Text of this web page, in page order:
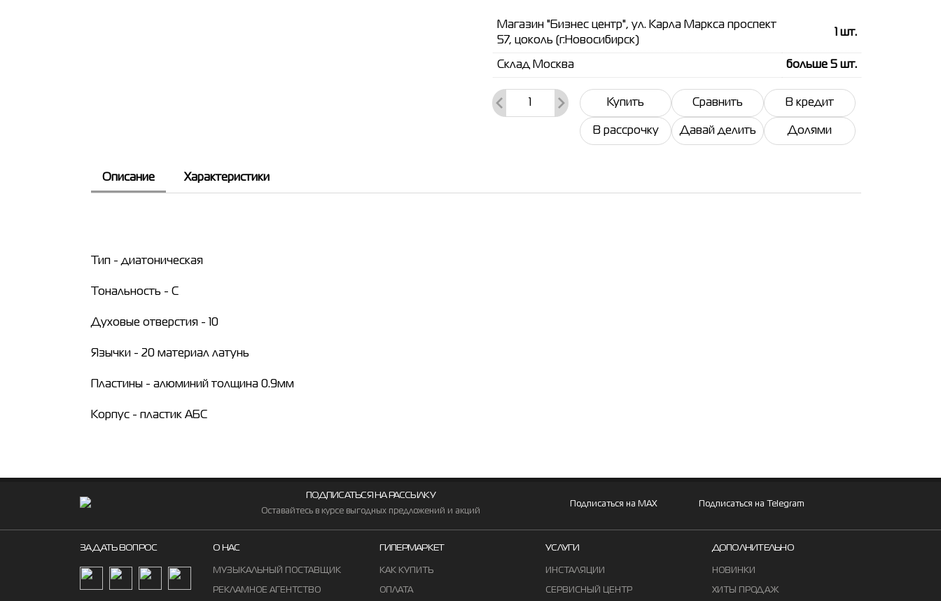
Магазин "Бизнес центр", ул. Карла Маркса проспект
57, цоколь (г.Новосибирск)
шт.
Склад Москва больше 5 шт.
Купить Сравнить В кредит
В рассрочку Давай делить Долями
Описание Характеристики
Тип - диатоническая
Тональность - С
Духовые отверстия - 10
Язычки - 20 материал латунь
Пластины - алюминий толщина 0.9мм
Корпус - пластик АБС
ПОДПИСАТЬСЯ НА РАССЫЛКУ
Оставайтесь в курсе выгодных предложений и акций
Подписаться на MAX Подписаться на Telegram
ЗАДАТЬ ВОПРОС О НАС
МУЗЫКАЛЬНЫЙ ПОСТАВЩИК
РЕКЛАМНОЕ АГЕНТСТВО
ГИПЕРМАРКЕТ
КАК КУПИТЬ
ОПЛАТА
УСЛУГИ
ИНСТАЛЯЦИИ
СЕРВИСНЫЙ ЦЕНТР
ДОПОЛНИТЕЛЬНО
НОВИНКИ
ХИТЫ ПРОДАЖ